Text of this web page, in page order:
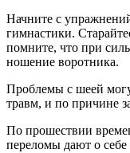
Начните с
гимнастики.
помните, что при
ношение воротника.
Проблемы с шеей
травм, и по причине
По прошествии
переломы дают о